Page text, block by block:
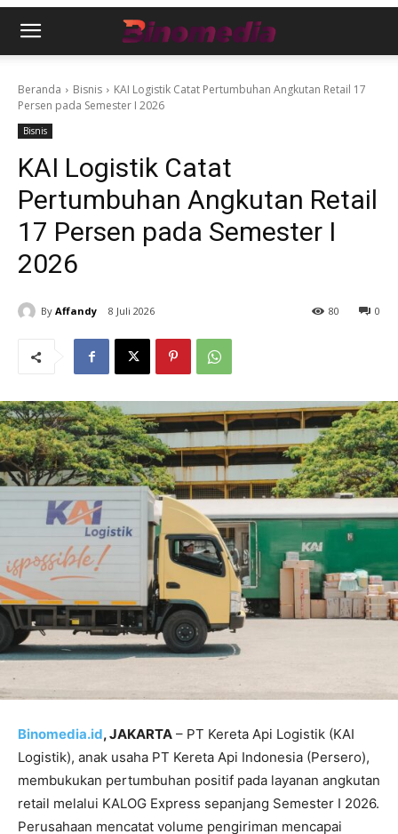
Beranda Bisnis
KAI Logistik Catat Pertumbuhan Angkutan Retail 17
Persen pada Semester I 2026
Bisnis
KAI Logistik Catat
Pertumbuhan Angkutan Retail
17 Persen pada Semester I
2026
By Affandy 8 Juli 2026 0
80
Binomedia.id, JAKARTA – PT Kereta Api Logistik (KAI
Logistik), anak usaha PT Kereta Api Indonesia (Persero),
membukukan pertumbuhan positif pada layanan angkutan
retail melalui KALOG Express sepanjang Semester I 2026.
Perusahaan mencatat volume pengiriman mencapai